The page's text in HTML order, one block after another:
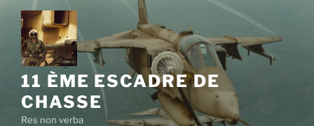
11 ÈME ESCADRE DE
CHASSE
Res non verba